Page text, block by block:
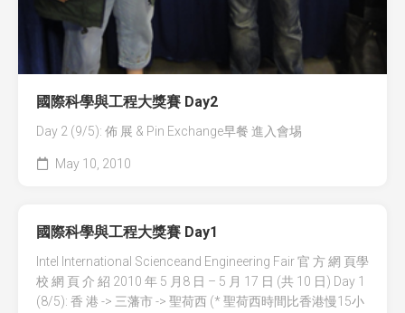
國際科學與工程大獎賽 Day2
Day 2 (9/5): 佈 展 & Pin Exchange早餐 進入會埸
May 10, 2010
國際科學與工程大獎賽 Day1
Intel International Scienceand Engineering Fair 官 方 網 頁學
校 網 頁 介 紹 2010 年 5 月8 日 – 5 月 17 日 (共 10 日) Day 1
(8/5): 香 港 -> 三藩市 -> 聖荷西 (* 聖荷西時間比香港慢15小